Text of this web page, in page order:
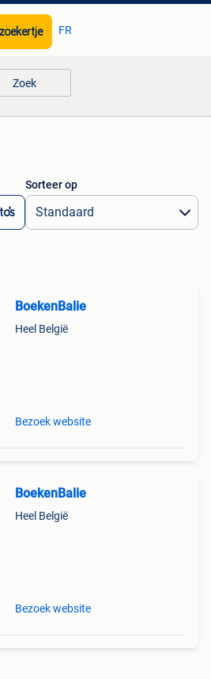
FR
Zoek
Sorteer op
BoekenBalie
Heel België
Bezoek website
BoekenBalie
Heel België
Bezoek website